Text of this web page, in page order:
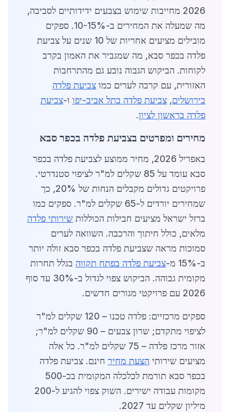
2026 מחייבות שימוש בצבעים ידידותיים לסביבה,
מה שמעלה את המחירים ב-10-15%. ספקים
מובילים מציעים אחריות של 10 שנים על צביעת
פלדה בכפר סבא, מה שמגביר את האמון בקרב
לקוחות. הביקוש הגבוה נובע גם מהתרחבות
האזורית, עם קרבה לערים כמו צביעת פלדה
בירושלים, צביעת פלדה בתל אביב-יפו ו-צביעת
פלדה בראשון לציון.
מחירים ומפרטים בצביעת פלדה בכפר סבא
באפריל 2026, מחיר ממוצע לצביעת פלדה בכפר
סבא עומד על 85 שקלים למ"ר לציפוי סטנדרטי.
פרויקטים גדולים מקבלים הנחות של 20%, כך
שמחירים יורדים ל-65 שקלים למ"ר. ספקים כמו
ברזל ישראל מציעים חבילות הכוללות שירותי פלדה
מלאים, כולל חיתוך והרכבה. השוואה לערים
סמוכות מראה שצביעת פלדה בכפר סבא זולה יותר
ב-15% מ-
צביעת פלדה בפתח תקווה בגלל תחרות
מקומית גבוהה. הביקוש צפוי לגדול ב-30% עד סוף
2026 עם פרויקטי מגורים חדשים.
ספקים מרכזיים: פלדה טכנו – 120 שקלים למ"ר
לציפוי מתקדם; שרון צבעים – 90 שקלים למ"ר;
אזור מרכז פלדה – 75 שקלים למ"ר. כל אלה
מציעים שירותי הצעת מחיר חינם. צביעת פלדה
בכפר סבא תורמת לכלכלה המקומית בכ-500
מקומות עבודה ישירים. השוק צפוי להגיע ל-200
מיליון שקלים עד 2027.